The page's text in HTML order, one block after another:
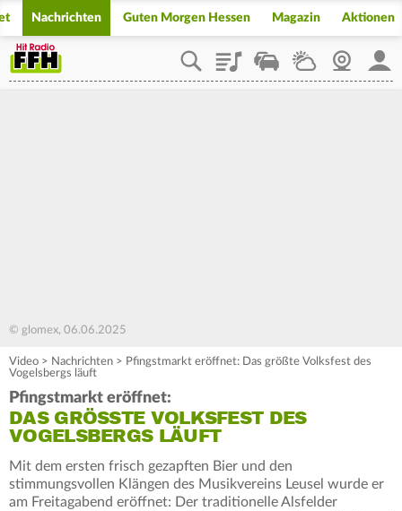
Nachrichten Guten Morgen Hessen Magazin Aktionen
PlaylistStaupilotWetterWebcam
© glomex, 06.06.2025
Video > Nachrichten > Pfingstmarkt eröffnet: Das größte Volksfest des
Vogelsbergs läuft
Pfingstmarkt eröffnet:
DAS GRÖSSTE VOLKSFEST DES V
OGELSBERGS LÄUFT
Mit dem ersten frisch gezapften Bier und den
stimmungsvollen Klängen des Musikvereins Leusel wurde er
am Freitagabend eröffnet: Der traditionelle Alsfelder